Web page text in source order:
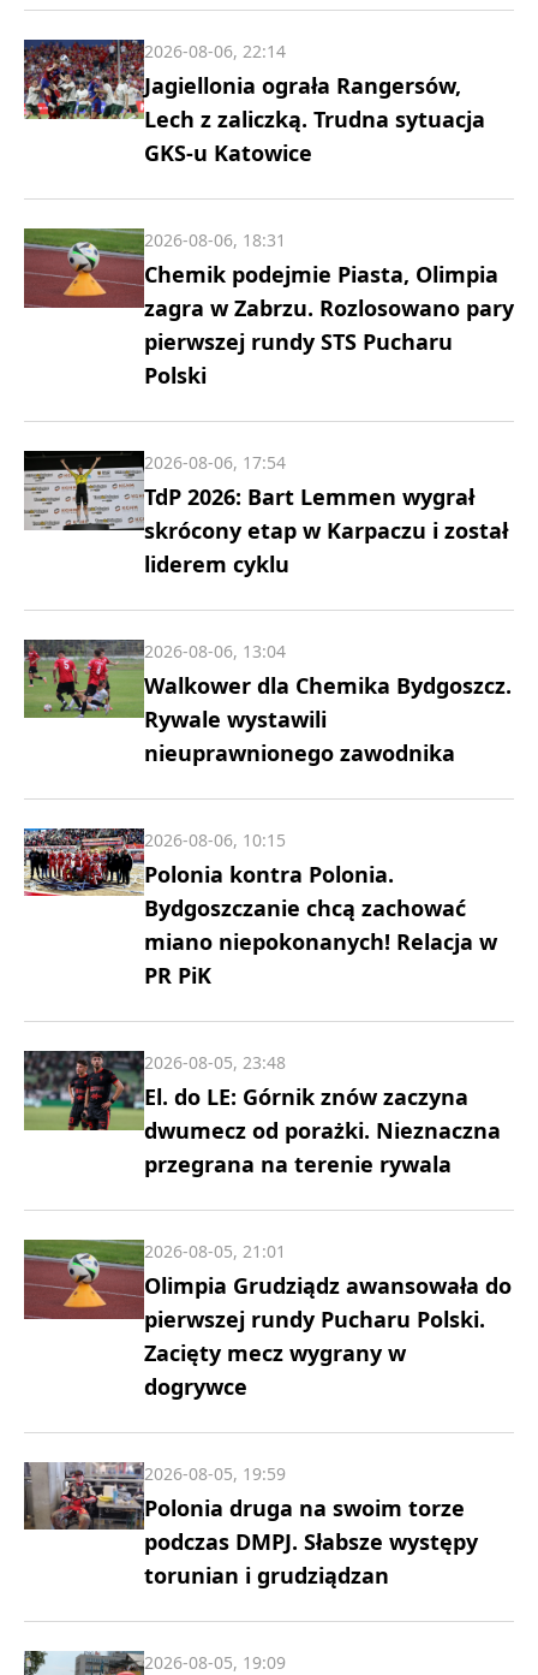
Jagiellonia ograła Rangersów,
Lech z zaliczką. Trudna sytuacja
GKS-u Katowice
2026-08-06, 22:14
Chemik podejmie Piasta, Olimpia
zagra w Zabrzu. Rozlosowano pary
pierwszej rundy STS Pucharu
Polski
2026-08-06, 18:31
TdP 2026: Bart Lemmen wygrał
skrócony etap w Karpaczu i został
liderem cyklu
2026-08-06, 17:54
Walkower dla Chemika Bydgoszcz.
Rywale wystawili
nieuprawnionego zawodnika
2026-08-06, 13:04
Polonia kontra Polonia.
Bydgoszczanie chcą zachować
miano niepokonanych! Relacja w
PR PiK
2026-08-06, 10:15
El. do LE: Górnik znów zaczyna
dwumecz od porażki. Nieznaczna
przegrana na terenie rywala
2026-08-05, 23:48
Olimpia Grudziądz awansowała do
pierwszej rundy Pucharu Polski.
Zacięty mecz wygrany w
dogrywce
2026-08-05, 21:01
Polonia druga na swoim torze
podczas DMPJ. Słabsze występy
torunian i grudziądzan
2026-08-05, 19:59
2026-08-05, 19:09